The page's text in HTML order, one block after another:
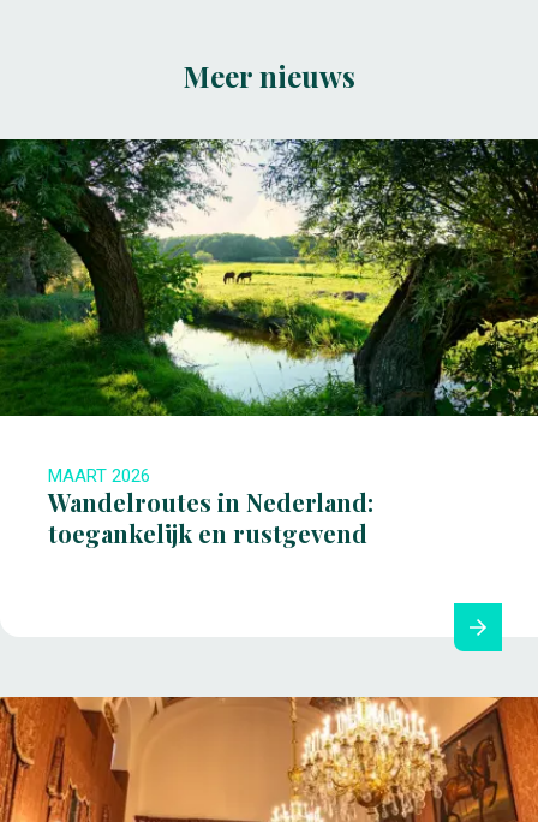
Meer nieuws
MAART 2026
Wandelroutes in Nederland:
toegankelijk en rustgevend